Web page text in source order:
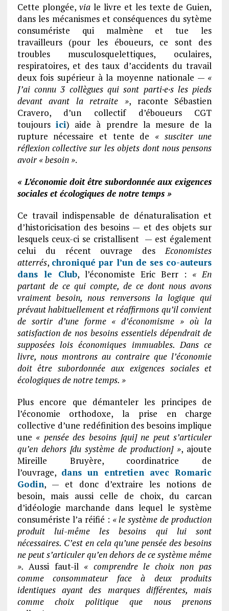
Cette plongée, viale livre et les texte de Guien,
dans les mécanismes et conséquences du sytème
consumériste qui malmène et tue les
travailleurs (pour les éboueurs, ce sont des
troubles musculosquelettiques, oculaires,
respiratoires, et des taux d’accidents du travail
deux fois supérieur à la moyenne nationale — «
J’ai connu 3 collègues qui sont parti·e·s les pieds
devant avant la retraite », raconte Sébastien
Cravero, d’un collectif d’éboueurs CGT
toujours ici) aide à prendre la mesure de la
rupture nécessaire et tente de « susciter une
réflexion collective sur les objets dont nous pensons
avoir « besoin ».
« L’économie doit être subordonnée aux exigences
sociales et écologiques de notre temps »
Ce travail indispensable de dénaturalisation et
d’historicisation des besoins — et des objets sur
lesquels ceux-ci se cristallisent — est également
celui du récent ouvrage desEconomistes
atterrés, chroniqué par l’un de ses co-auteurs
dans le Club, l’économiste Eric Berr : « En
partant de ce qui compte, de ce dont nous avons
vraiment besoin, nous renversons la logique qui
prévaut habituellement et réaffirmons qu’il convient
de sortir d’une forme « d’économisme » où la
satisfaction de nos besoins essentiels dépendrait de
supposées lois économiques immuables. Dans ce
livre, nous montrons au contraire que l’économie
doit être subordonnée aux exigences sociales et
écologiques de notre temps. »
Plus encore que démanteler les principes de
l’économie orthodoxe, la prise en charge
collective d’une redéfinition des besoins implique
une « pensée des besoins [qui] ne peut s’articuler
qu’en dehors [du système de production] », ajoute
Mireille Bruyère, coordinatrice de
l’ouvrage, dans un entretien avec Romaric
Godin, — et donc d’extraire les notions de
besoin, mais aussi celle de choix, du carcan
d’idéologie marchande dans lequel le système
consumériste l’a réifié : « le système de production
produit lui-même les besoins qui lui sont
nécessaires. C’est en cela qu’une pensée des besoins
ne peut s’articuler qu’en dehors de ce système même
».Aussi faut-il « comprendre le choix non pas
comme consommateur face à deux produits
identiques ayant des marques différentes, mais
comme choix politique que nous prenons